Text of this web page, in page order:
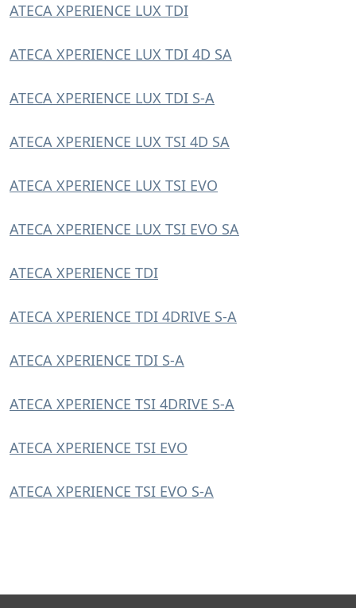
ATECA XPERIENCE LUX TDI
ATECA XPERIENCE LUX TDI 4D SA
ATECA XPERIENCE LUX TDI S-A
ATECA XPERIENCE LUX TSI 4D SA
ATECA XPERIENCE LUX TSI EVO
ATECA XPERIENCE LUX TSI EVO SA
ATECA XPERIENCE TDI
ATECA XPERIENCE TDI 4DRIVE S-A
ATECA XPERIENCE TDI S-A
ATECA XPERIENCE TSI 4DRIVE S-A
ATECA XPERIENCE TSI EVO
ATECA XPERIENCE TSI EVO S-A